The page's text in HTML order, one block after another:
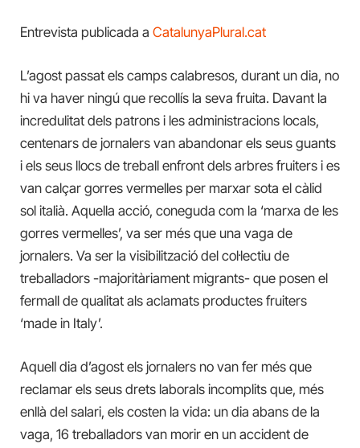
Entrevista publicada a CatalunyaPlural.cat
L’agost passat els camps calabresos, durant un dia, no
hi va haver ningú que recollís la seva fruita. Davant la
incredulitat dels patrons i les administracions locals,
centenars de jornalers van abandonar els seus guants
i els seus llocs de treball enfront dels arbres fruiters i es
van calçar gorres vermelles per marxar sota el càlid
sol italià. Aquella acció, coneguda com la ‘marxa de les
gorres vermelles’, va ser més que una vaga de
jornalers. Va ser la visibilització del col·lectiu de
treballadors -majoritàriament migrants- que posen el
fermall de qualitat als aclamats productes fruiters
‘made in Italy’.
Aquell dia d’agost els jornalers no van fer més que
reclamar els seus drets laborals incomplits que, més
enllà del salari, els costen la vida: un dia abans de la
vaga, 16 treballadors van morir en un accident de